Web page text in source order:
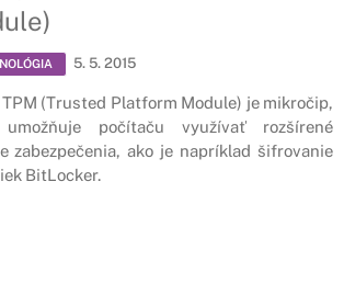
5. 5. 2015
(Trusted Platform Module) je mikročip,
počítaču využívať rozšírené
zabezpečenia, ako je napríklad šifrovanie
BitLocker.